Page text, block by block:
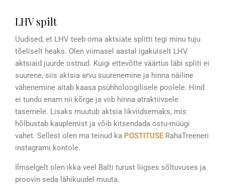
LHV spilt
Uudised, et LHV teeb oma aktsiate splitti tegi minu tuju
tõeliselt heaks. Olen viimasel aastal igakuiselt LHV
aktsiaid juurde ostnud. Kuigi ettevõtte väärtus läbi spliti ei
suurene, siis aktsia arvu suurenemine ja hinna näiline
vähenemine aitab kaasa psühholoogilisele poolele. Hind
ei tundu enam nii kõrge ja viib hinna atraktiivsele
tasemele. Lisaks muutub aktsia likviidsemaks, mis
hõlbustab kauplemist ja võib kitsendada ostu-müügi
vahet. Sellest olen ma teinud ka POSTITUSE RahaTreeneri
instagrami kontole.
Ilmselgelt olen ikka veel Balti turust liigses sõltuvuses ja
proovin seda lähikuudel muuta.